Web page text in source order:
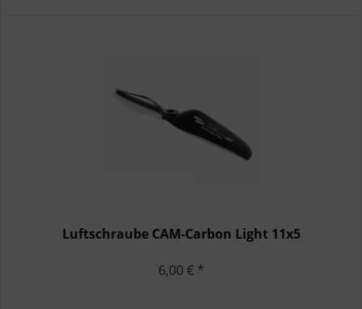
Luftschraube CAM-Carbon Light 11x5
6,00 € *